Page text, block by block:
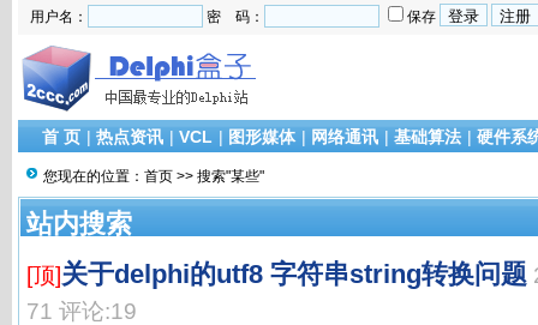
用户名： 密 码： 保存
首 页 | 热点资讯 | VCL | 图形媒体 | 网络通讯 | 基础算法 | 硬件系
您现在的位置： 首页 >> 搜索"某些"
站内搜索
[顶]关于delphi的utf8 字符串string转换问题
71 评论:19